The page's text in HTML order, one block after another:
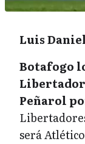
Luis
Botafogo
Peñarol
será